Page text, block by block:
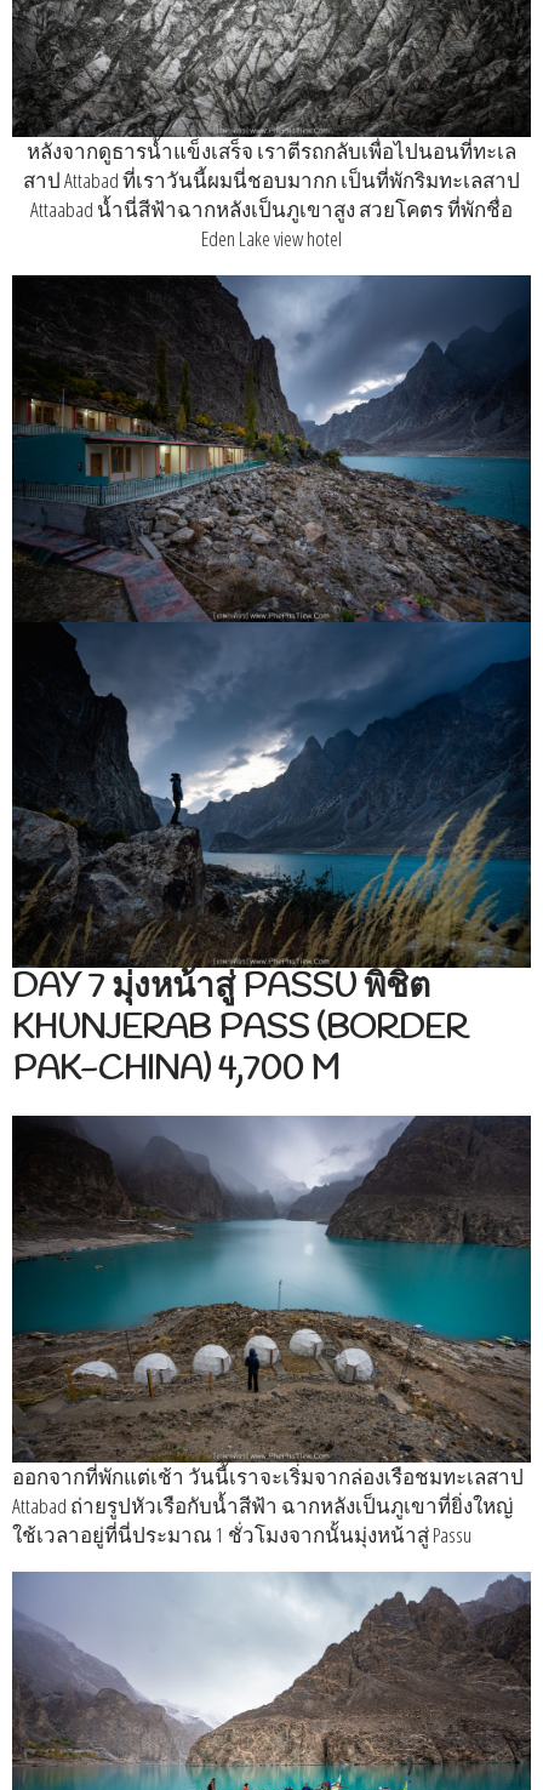
หลังจากดูธารน้ำแข็งเสร็จ เราตีรถกลับเพื่อไปนอนที่ทะเล
สาป Attabad ที่เราวันนี้ผมนี่ชอบมากก เป็นที่พักริมทะเลสาป
Attaabad น้ำนี่สีฟ้าฉากหลังเป็นภูเขาสูง สวยโคตร ที่พักชื่อ
Eden Lake view hotel
DAY 7 มุ่งหน้าสู่ PASSU พิชิต
KHUNJERAB PASS (BORDER
PAK-CHINA) 4,700 M
ออกจากที่พักแต่เช้า วันนี้เราจะเริ่มจากล่องเรือชมทะเลสาป
Attabad ถ่ายรูปหัวเรือกับน้ำสีฟ้า ฉากหลังเป็นภูเขาที่ยิ่งใหญ่
ใช้เวลาอยู่ที่นี่ประมาณ 1 ชั่วโมงจากนั้นมุ่งหน้าสู่ Passu